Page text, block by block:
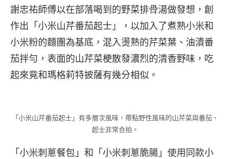
謝忠祐師傅以在部落喝到的野菜排骨湯做發想，創
作出「小米山芹番茄起士」，以加入了煮熟小米和
小米粉的麵團為基底，混入燙熟的芹菜葉、油漬番
茄拌勻，表面的山芹菜梗散發濃烈的清香野味，吃
起來竟和瑪格莉特披薩有幾分相似。
「小米山芹番茄起士」有多層次風味，帶點野性風味的山芹菜與番茄、
起士非常合拍。
「小米刺蔥餐包」和「小米刺蔥脆腸」使用同款小